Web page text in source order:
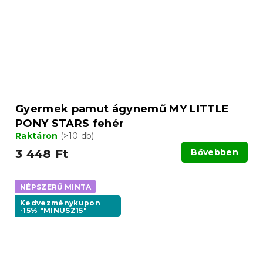
Gyermek pamut ágynemű MY LITTLE
PONY STARS fehér
Raktáron (>10 db)
3 448 Ft Bővebben
NÉPSZERŰ MINTA
Kedvezménykupon
-15% "MINUSZ15"